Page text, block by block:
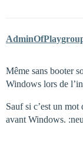
Même sans booter
Windows lors de
Sauf si c’est un
avant Windows.